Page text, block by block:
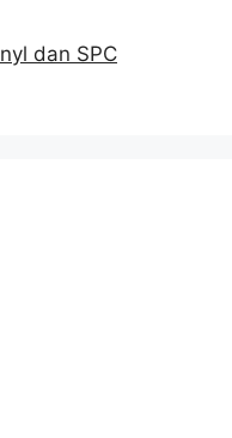
dan SPC